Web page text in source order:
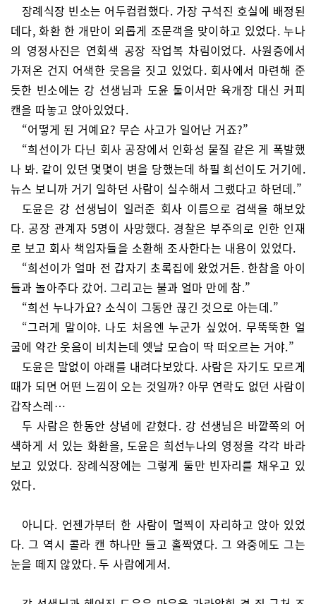
장례식장 빈소는 어두컴컴했다. 가장 구석진 호실에 배정된
데다, 화환 한 개만이 외롭게 조문객을 맞이하고 있었다. 누나
의 영정사진은 연회색 공장 작업복 차림이었다. 사원증에서
가져온 건지 어색한 웃음을 짓고 있었다. 회사에서 마련해 준
듯한 빈소에는 강 선생님과 도윤 둘이서만 육개장 대신 커피
캔을 따놓고 앉아있었다.
“어떻게 된 거예요? 무슨 사고가 일어난 거죠?”
“희선이가 다닌 회사 공장에서 인화성 물질 같은 게 폭발했
나 봐. 같이 있던 몇몇이 변을 당했는데 하필 희선이도 거기에.
뉴스 보니까 거기 일하던 사람이 실수해서 그랬다고 하던데.”
도윤은 강 선생님이 일러준 회사 이름으로 검색을 해보았
다. 공장 관계자 5명이 사망했다. 경찰은 부주의로 인한 인재
로 보고 회사 책임자들을 소환해 조사한다는 내용이 있었다.
“희선이가 얼마 전 갑자기 초록집에 왔었거든. 한참을 아이
들과 놀아주다 갔어. 그리고는 불과 얼마 만에 참.”
“희선 누나가요? 소식이 그동안 끊긴 것으로 아는데.”
“그러게 말이야. 나도 처음엔 누군가 싶었어. 무뚝뚝한 얼
굴에 약간 웃음이 비치는데 옛날 모습이 딱 떠오르는 거야.”
도윤은 말없이 아래를 내려다보았다. 사람은 자기도 모르게
때가 되면 어떤 느낌이 오는 것일까? 아무 연락도 없던 사람이
갑작스레…
두 사람은 한동안 상념에 갇혔다. 강 선생님은 바깥쪽의 어
색하게 서 있는 화환을, 도윤은 희선누나의 영정을 각각 바라
보고 있었다. 장례식장에는 그렇게 둘만 빈자리를 채우고 있
었다.
아니다. 언젠가부터 한 사람이 멀찍이 자리하고 앉아 있었
다. 그 역시 콜라 캔 하나만 들고 홀짝였다. 그 와중에도 그는
눈을 떼지 않았다. 두 사람에게서.